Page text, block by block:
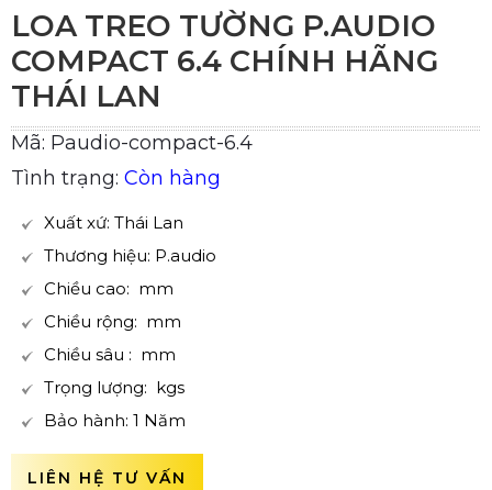
LOA TREO TƯỜNG P.AUDIO
COMPACT 6.4 CHÍNH HÃNG
THÁI LAN
Mã: Paudio-compact-6.4
Tình trạng: Còn hàng
Xuất xứ: Thái Lan
Thương hiệu: P.audio
Chiều cao: mm
Chiều rộng: mm
Chiều sâu : mm
Trọng lượng: kgs
Bảo hành: 1 Năm
LIÊN HỆ TƯ VẤN